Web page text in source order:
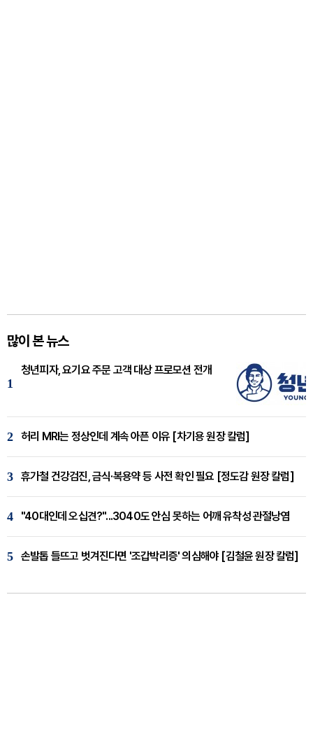
많이 본 뉴스
1
청년피자, 요기요 주문 고객 대상 프로모션 전개
2 허리 MRI는 정상인데 계속 아픈 이유 [차기용 원장 칼럼]
3 휴가철 건강검진, 금식·복용약 등 사전 확인 필요 [정도감 원장 칼럼]
4 "40대인데 오십견?"...3040도 안심 못하는 어깨 유착성 관절낭염
5 손발톱 들뜨고 벗겨진다면 '조갑박리증' 의심해야 [김철윤 원장 칼럼]